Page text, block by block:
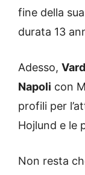
fine della
durata 13
Adesso,
Napoli con
profili per
Hojlund e le
Non resta